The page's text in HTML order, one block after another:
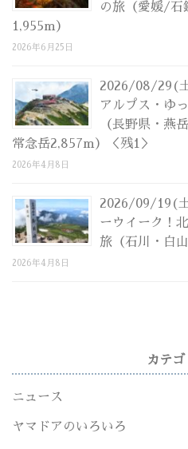
の旅（愛媛/石
1,955m）
2026年6月25日
2026/08/29(
アルプス・ゆ
（長野県・燕
常念岳2,857m）＜残1＞
2026年4月8日
2026/09/19(
ーウイーク！
旅（石川・白
2026年4月8日
カテゴ
ニュース
ヤマドアのいろいろ